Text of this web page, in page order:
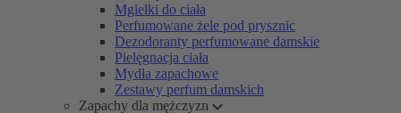
Mgiełki do ciała
Perfumowane żele pod prysznic
Dezodoranty perfumowane damskie
Pielęgnacja ciała
Mydła zapachowe
Zestawy perfum damskich
Zapachy dla mężczyzn